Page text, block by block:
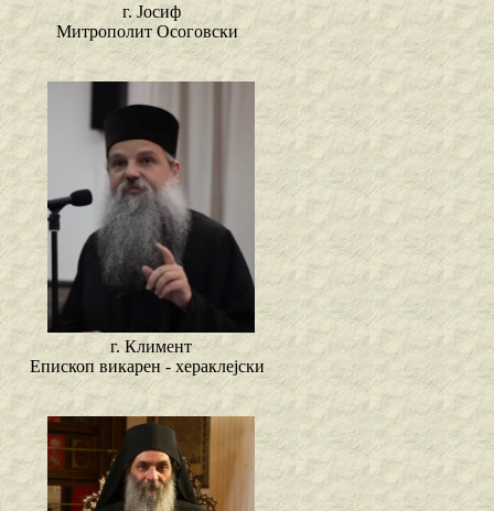
г. Јосиф
Митрополит Осоговски
г. Климент
Епископ викарен - хераклејски